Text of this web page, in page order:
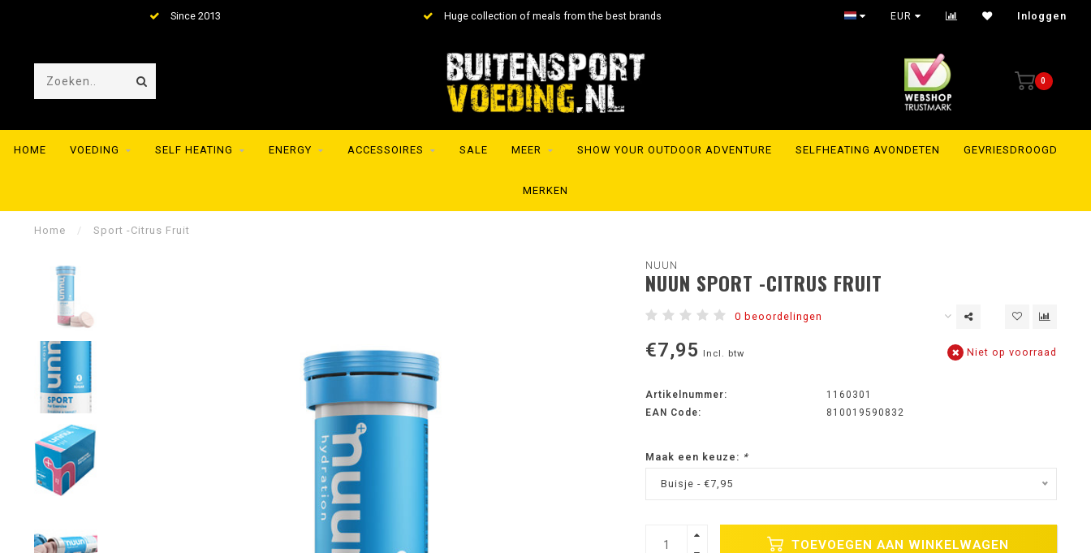
Since 2013 Huge collection of meals from the best brands Shipment within 24 hours to the whole of Europe
EUR Inloggen
0
HOME VOEDING SELF HEATING ENERGY ACCESSOIRES SALE MEER SHOW YOUR OUTDOOR ADVENTURE SELFHEATING AVONDETEN GEVRIESDROOGD
MERKEN
Home / Sport -Citrus Fruit
NUUN
NUUN SPORT -CITRUS FRUIT
0 beoordelingen
€7,95 Incl. btw Niet op voorraad
Artikelnummer:
1160301
EAN Code:
810019590832
Maak een keuze: *
Buisje - €7,95
TOEVOEGEN AAN WINKELWAGEN